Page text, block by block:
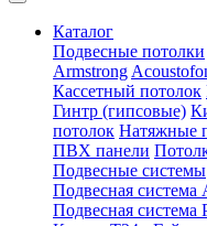
Каталог
Подвесные потолки
Armstrong
Кассетный потолок
Гинтр (гипсовые)
потолок Натяжные
ПВХ панели
Подвесные системы
Подвесная система
Подвесная система